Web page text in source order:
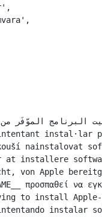
instal·lar
nainstalovat
at installere
von Apple
προσπαθεί να
to install
instalar